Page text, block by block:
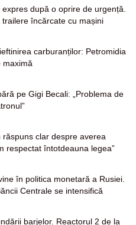
după o oprire de urgență.
încărcate cu mașini
carburanților: Petromidia
maximă
pe Gigi Becali: „Problema de
răspuns clar despre averea
respectat întotdeauna legea”
în politica monetară a Rusiei.
Centrale se intensifică
barjelor. Reactorul 2 de la